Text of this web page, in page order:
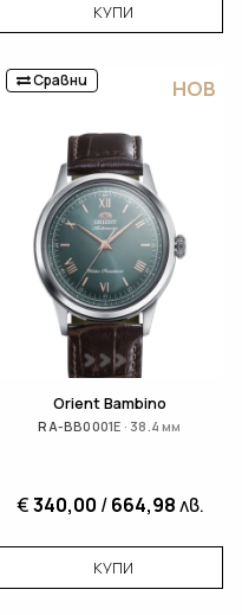
КУПИ
Сравни НОВ
Orient Bambino
RA-BB0001E · 38.4 мм
€340,00 /664,98лв.
КУПИ